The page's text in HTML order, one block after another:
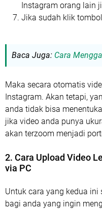
Instagram orang lain
Jika sudah klik
Baca Juga: Cara
Maka secara otomatis
Instagram. Akan tetapi,
anda tidak bisa
jika video anda punya
akan terzoom menjadi
2. Cara Upload Video
via PC
Untuk cara yang kedua
bagi anda yang ingin